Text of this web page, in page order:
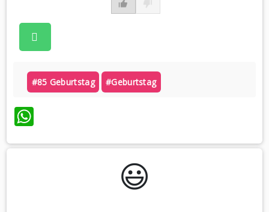
#85 Geburtstag #geburtstag
WhatsApp
😃️